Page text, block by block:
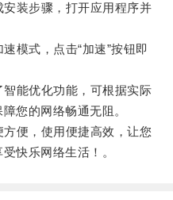
装步骤，打开应用程序并
式，点击“加速”按钮即
能优化功能，可根据实际
您的网络畅通无阻。
便，使用便捷高效，让您
快乐网络生活！。